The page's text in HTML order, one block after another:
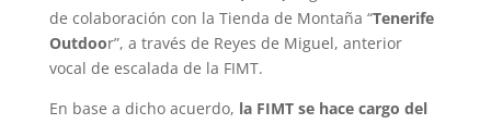
de colaboración con la Tienda de Montaña “Tenerife
Outdoor”, a través de Reyes de Miguel, anterior
vocal de escalada de la FIMT.
En base a dicho acuerdo, la FIMT se hace cargo del